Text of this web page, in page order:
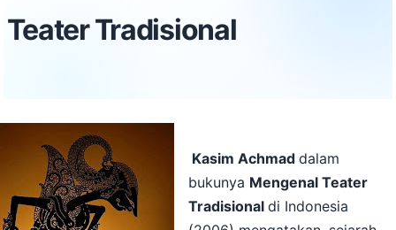
Teater Tradisional
Kasim Achmad dalam
bukunya Mengenal Teater
Tradisional di Indonesia
(2006) mengatakan, sejarah